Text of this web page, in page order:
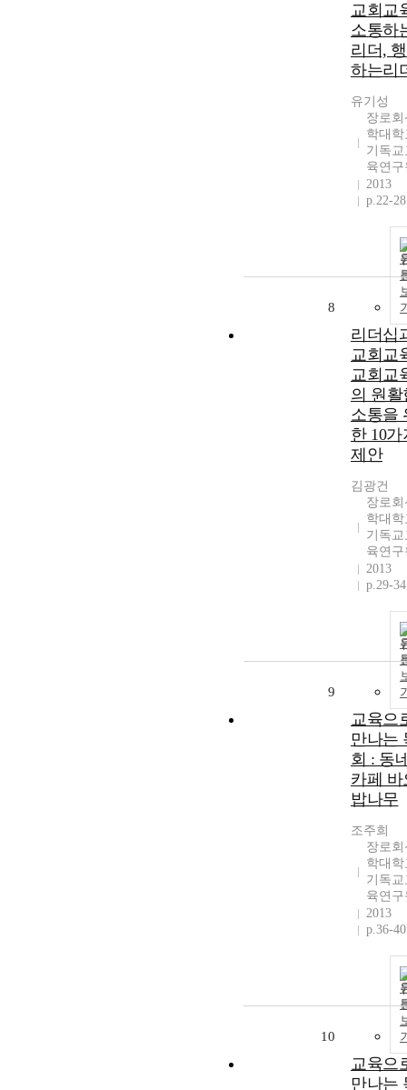
교회교
소통하
리더,
하는리
유기성
장로회
학대학
기독교
육연구
2013
p.22-28
8
리더십
교회교
교회교
의 원활
소통을
한 10가
제안
김광건
장로회
학대학
기독교
육연구
2013
p.29-34
9
교육으
만나는
회 : 동
카페 바
밥나무
조주희
장로회
학대학
기독교
육연구
2013
p.36-40
10
교육으
만나는